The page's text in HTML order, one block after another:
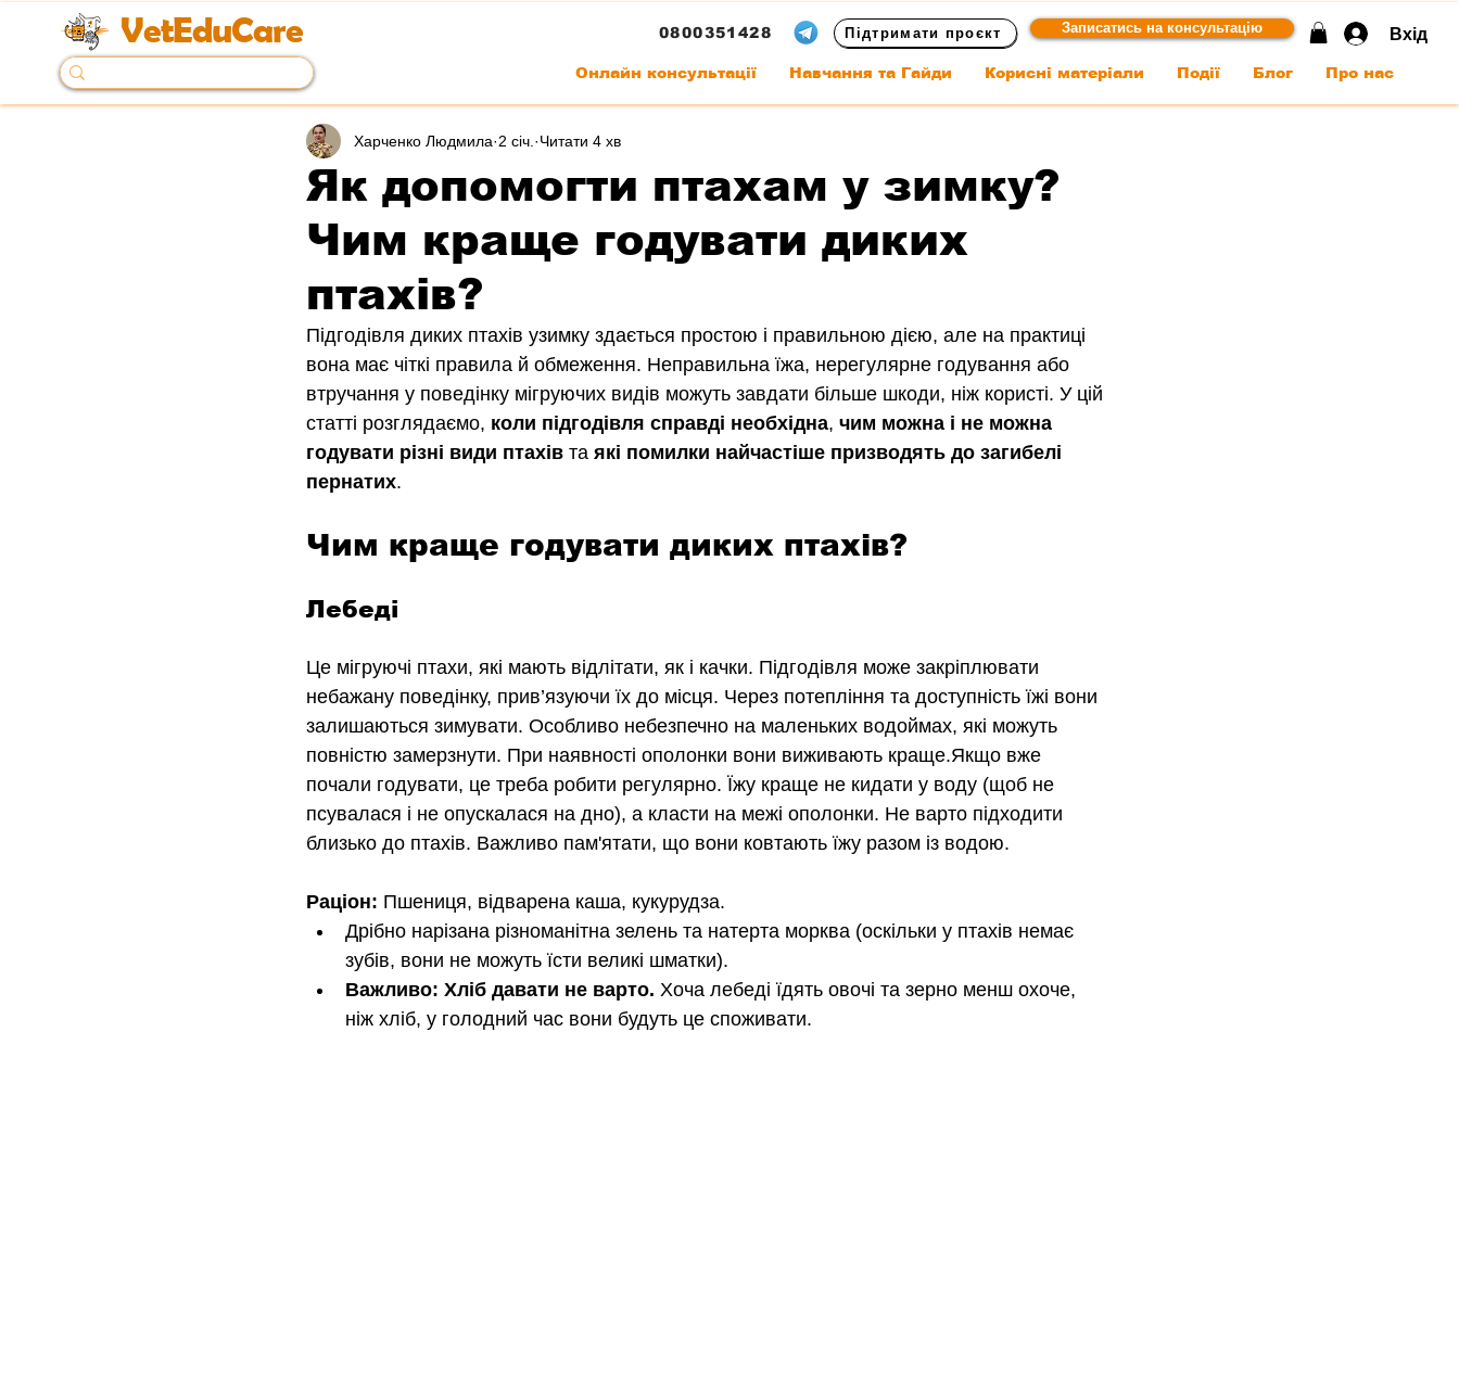
VetEduCare 0800351428 Підтримати проєкт Записатись на консультацію Вхід
Онлайн консультації Навчання та Гайди Корисні матеріали Події Блог Про нас
Як допомогти птахам у зимку?
Чим краще годувати диких
птахів?
Харченко Людмила 2 січ. Читати 4 хв
Підгодівля диких птахів узимку здається простою і правильною дією, але на практиці
вона має чіткі правила й обмеження. Неправильна їжа, нерегулярне годування або
втручання у поведінку мігруючих видів можуть завдати більше шкоди, ніж користі. У цій
статті розглядаємо, коли підгодівля справді необхідна, чим можна і не можна
годувати різні види птахів та які помилки найчастіше призводять до загибелі
пернатих.
Чим краще годувати диких птахів?
Лебеді
Це мігруючі птахи, які мають відлітати, як і качки. Підгодівля може закріплювати
небажану поведінку, прив’язуючи їх до місця. Через потепління та доступність їжі вони
залишаються зимувати. Особливо небезпечно на маленьких водоймах, які можуть
повністю замерзнути. При наявності ополонки вони виживають краще.Якщо вже
почали годувати, це треба робити регулярно. Їжу краще не кидати у воду (щоб не
псувалася і не опускалася на дно), а класти на межі ополонки. Не варто підходити
близько до птахів. Важливо пам'ятати, що вони ковтають їжу разом із водою.
Раціон: Пшениця, відварена каша, кукурудза.
Дрібно нарізана різноманітна зелень та натерта морква (оскільки у птахів немає
зубів, вони не можуть їсти великі шматки).
Важливо: Хліб давати не варто. Хоча лебеді їдять овочі та зерно менш охоче,
ніж хліб, у голодний час вони будуть це споживати.